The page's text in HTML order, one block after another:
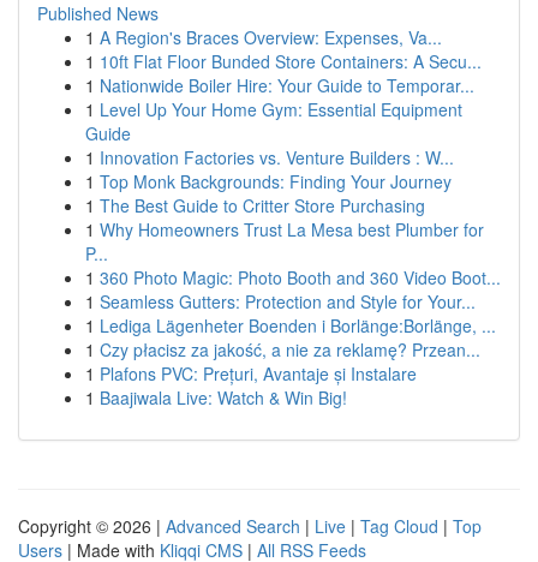
Published News
1 A Region's Braces Overview: Expenses, Va...
1 10ft Flat Floor Bunded Store Containers: A Secu...
1 Nationwide Boiler Hire: Your Guide to Temporar...
1 Level Up Your Home Gym: Essential Equipment
Guide
1 Innovation Factories vs. Venture Builders : W...
1 Top Monk Backgrounds: Finding Your Journey
1 The Best Guide to Critter Store Purchasing
1 Why Homeowners Trust La Mesa best Plumber for
P...
1 360 Photo Magic: Photo Booth and 360 Video Boot...
1 Seamless Gutters: Protection and Style for Your...
1 Lediga Lägenheter Boenden i Borlänge:Borlänge, ...
1 Czy płacisz za jakość, a nie za reklamę? Przean...
1 Plafons PVC: Prețuri, Avantaje și Instalare
1 Baajiwala Live: Watch & Win Big!
Copyright © 2026 | Advanced Search | Live | Tag Cloud | Top
Users | Made with Kliqqi CMS | All RSS Feeds